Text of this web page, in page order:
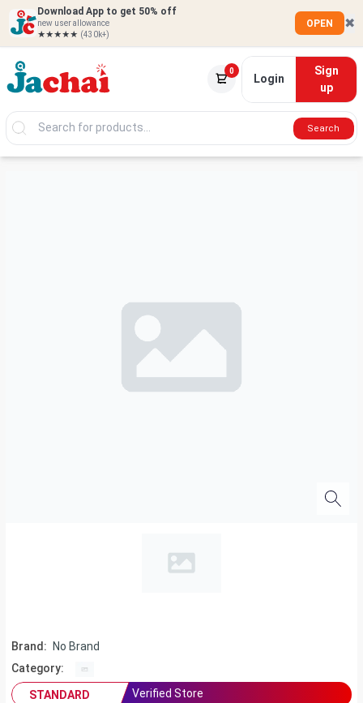
Download App to get 50% off
new user allowance
★★★★★ (430k+)
OPEN ✖
0
Login
Sign
up
Search
Brand:
No Brand
Category:
STANDARD
Verified Store